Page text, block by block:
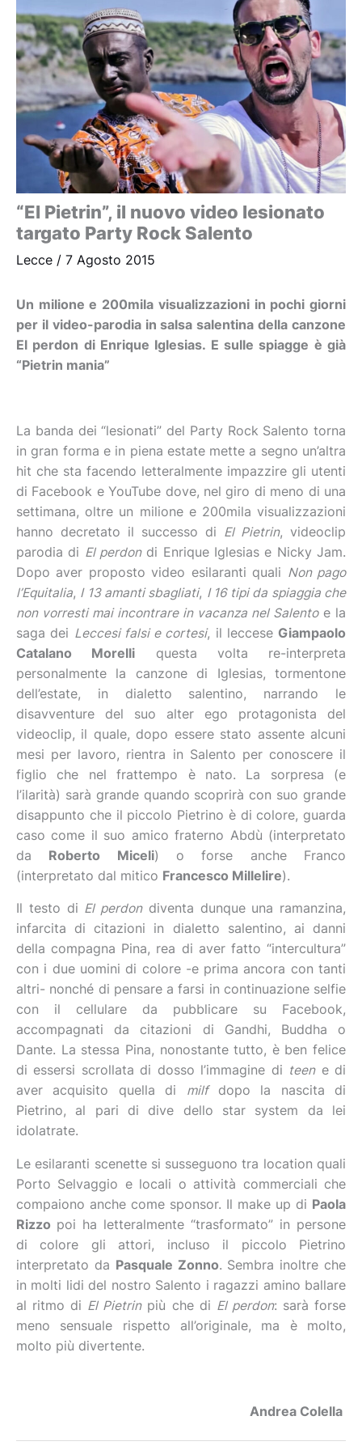
“El Pietrin”, il nuovo video lesionato
targato Party Rock Salento
Lecce / 7 Agosto 2015
Un milione e 200mila visualizzazioni in pochi giorni
per il video-parodia in salsa salentina della canzone
El perdon di Enrique Iglesias. E sulle spiagge è già
“Pietrin mania”
La banda dei “lesionati” del Party Rock Salento torna
in gran forma e in piena estate mette a segno un’altra
hit che sta facendo letteralmente impazzire gli utenti
di Facebook e YouTube dove, nel giro di meno di una
settimana, oltre un milione e 200mila visualizzazioni
hanno decretato il successo di El Pietrin, videoclip
parodia di El perdondi Enrique Iglesias e Nicky Jam.
Dopo aver proposto video esilaranti quali Non pago
l’Equitalia, I 13 amanti sbagliati, I 16 tipi da spiaggia che
non vorresti mai incontrare in vacanza nel Salentoe la
saga dei Leccesi falsi e cortesi, il leccese Giampaolo
Catalano Morelli questa volta re-interpreta
personalmente la canzone di Iglesias, tormentone
dell’estate, in dialetto salentino, narrando le
disavventure del suo alter ego protagonista del
videoclip, il quale, dopo essere stato assente alcuni
mesi per lavoro, rientra in Salento per conoscere il
figlio che nel frattempo è nato. La sorpresa (e
l’ilarità) sarà grande quando scoprirà con suo grande
disappunto che il piccolo Pietrino è di colore, guarda
caso come il suo amico fraterno Abdù (interpretato
da Roberto Miceli) o forse anche Franco
(interpretato dal mitico Francesco Millelire).
Il testo di El perdondiventa dunque una ramanzina,
infarcita di citazioni in dialetto salentino, ai danni
della compagna Pina, rea di aver fatto “intercultura”
con i due uomini di colore -e prima ancora con tanti
altri- nonché di pensare a farsi in continuazione selfie
con il cellulare da pubblicare su Facebook,
accompagnati da citazioni di Gandhi, Buddha o
Dante. La stessa Pina, nonostante tutto, è ben felice
di essersi scrollata di dosso l’immagine di teene di
aver acquisito quella di milfdopo la nascita di
Pietrino, al pari di dive dello star system da lei
idolatrate.
Le esilaranti scenette si susseguono tra location quali
Porto Selvaggio e locali o attività commerciali che
compaiono anche come sponsor. Il make up di Paola
Rizzo poi ha letteralmente “trasformato” in persone
di colore gli attori, incluso il piccolo Pietrino
interpretato da Pasquale Zonno. Sembra inoltre che
in molti lidi del nostro Salento i ragazzi amino ballare
al ritmo di El Pietrinpiù che di El perdon: sarà forse
meno sensuale rispetto all’originale, ma è molto,
molto più divertente.
Andrea Colella